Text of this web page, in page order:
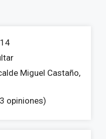
Miguel Castaño,
opiniones)